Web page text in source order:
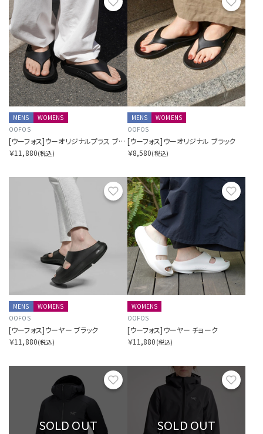
MENS
WOMENS
OOFOS
[ウーフォス]ウーオリジナルプラス ブラック
￥11,880(税込)
MENS
WOMENS
OOFOS
[ウーフォス]ウーオリジナル ブラック
￥8,580(税込)
お気に入り
MENS
WOMENS
OOFOS
[ウーフォス]ウーヤー ブラック
￥11,880(税込)
WOMENS
OOFOS
[ウーフォス]ウーヤー チョーク
￥11,880 (税込)
お気に入り
SOLD OUT SOLD OUT